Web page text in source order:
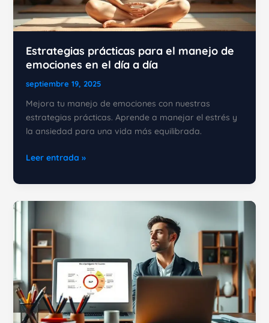
Estrategias prácticas para el manejo de
emociones en el día a día
septiembre 19, 2025
Mejora tu manejo de emociones con nuestras
estrategias prácticas. Aprende a manejar el estrés y
la ansiedad para una vida más equilibrada.
Estrategias
para
el
de
emociones
en
día
a
día
Leer entrada »